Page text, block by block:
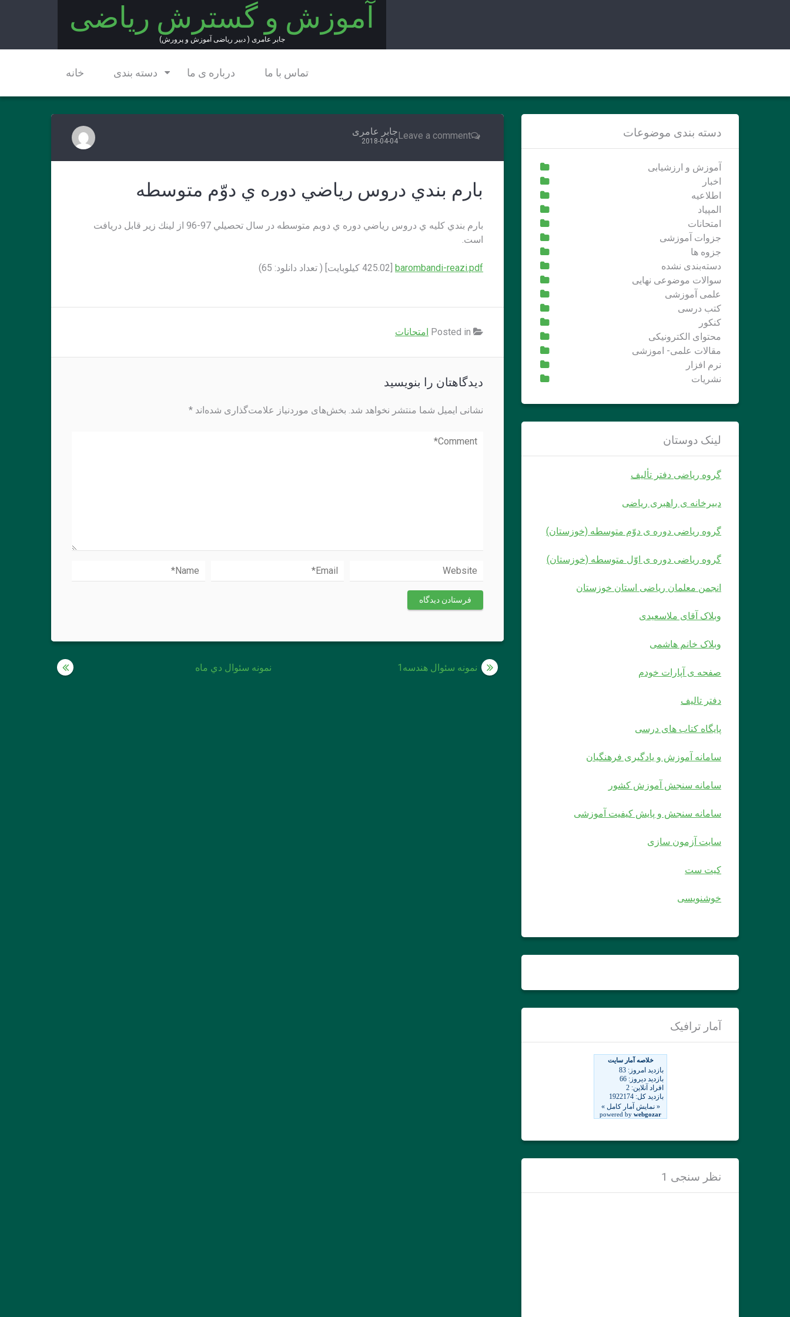
آموزش و گسترش ریاضی
جابر عامری ( دبیر ریاضی آموزش و پرورش)
خانه دسته بندی درباره ی ما تماس با ما
Leave a commentجابر عامری
2018-04-04
بارم بندي دروس رياضي دوره ي دوّم متوسطه
بارم بندي كليه ي دروس رياضي دوره ي دوبم متوسطه در سال تحصيلي 97-96 از لينك زير قابل دريافت
است.
barombandi-reazi.pdf
امتحانات
دیدگاهتان را بنویسید
نشانی ایمیل شما منتشر نخواهد شد. بخش‌های موردنیاز علامت‌گذاری شده‌اند *
راهبری
نمونه سئوال دي ماه نمونه سئوال هندسه1
دسته بندی موضوعات
آموزش و ارزشیابی
اخبار
اطلاعیه
المپیاد
امتحانات
جزوات آموزشی
جزوه ها
دسته‌بندی نشده
سوالات موضوعی نهایی
علمی آموزشی
کتب درسی
کنکور
محتوای الکترونیکی
مقالات علمی- اموزشی
نرم افزار
نشریات
لینک دوستان
گروه ریاضی دفتر تألیف
دبیرخانه ی راهبری ریاضی
گروه ریاضی دوره ی دوّم متوسطه (خوزستان)
گروه ریاضی دوره ی اوّل متوسطه (خوزستان)
انجمن معلمان ریاضی استان خوزستان
وبلاک آقای ملاسعیدی
وبلاک خانم هاشمی
صفحه ی آپارات خودم
دفتر تالیف
پایگاه کتاب های درسی
سامانه آموزش و یادگیری فرهنگیان
سامانه سنجش آموزش کشور
سامانه سنجش و پایش کیفیت آموزشی
سایت آزمون سازی
کیت ست
خوشنویسی
آمار ترافیک
نظر سنجی 1